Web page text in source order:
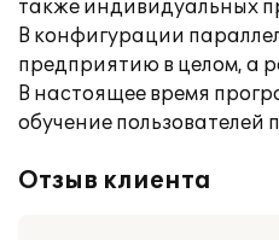
также индивидуальных
В конфигурации
предприятию в целом, а
В настоящее время
обучение пользователей
Отзыв клиента